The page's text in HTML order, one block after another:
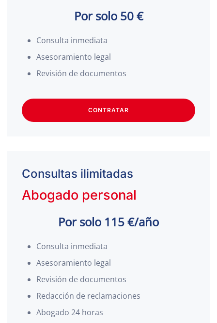
Por solo 50 €
Consulta inmediata
Asesoramiento legal
Revisión de documentos
CONTRATAR
Consultas ilimitadas
Abogado personal
Por solo 115 €/año
Consulta inmediata
Asesoramiento legal
Revisión de documentos
Redacción de reclamaciones
Abogado 24 horas